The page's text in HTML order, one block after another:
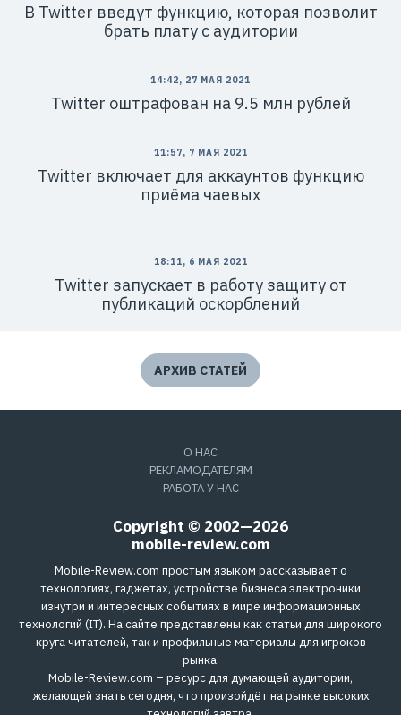
В Twitter введут функцию, которая позволит
брать плату с аудитории
14:42, 27 МАЯ 2021
Twitter оштрафован на 9.5 млн рублей
11:57, 7 МАЯ 2021
Twitter включает для аккаунтов функцию
приёма чаевых
18:11, 6 МАЯ 2021
Twitter запускает в работу защиту от
публикаций оскорблений
АРХИВ СТАТЕЙ
О НАС
РЕКЛАМОДАТЕЛЯМ
РАБОТА У НАС
Copyright © 2002—2026
mobile-review.com
Mobile-Review.com простым языком рассказывает о
технологиях, гаджетах, устройстве бизнеса электроники
изнутри и интересных событиях в мире информационных
технологий (IT). На сайте представлены как статьи для широкого
круга читателей, так и профильные материалы для игроков
рынка.
Mobile-Review.com – ресурс для думающей аудитории,
желающей знать сегодня, что произойдёт на рынке высоких